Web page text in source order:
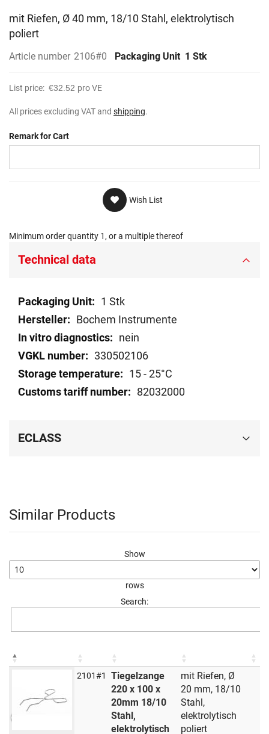
mit Riefen, Ø 40 mm, 18/10 Stahl, elektrolytisch
poliert
Article number 2106#0 Packaging Unit 1 Stk
List price: €32.52 pro VE
All prices excluding VAT and shipping.
Remark for Cart
Wish List
Minimum order quantity 1, or a multiple thereof
Technical data
Technical
data
1 Stk
Bochem Instrumente
nein
330502106
15 - 25°C
82032000
ECLASS
Similar Products
Show
rows
Search:
2101#1
Tiegelzange
220 x 100 x
20mm 18/10
Stahl,
elektrolytisch
mit Riefen, Ø
20 mm, 18/10
Stahl,
elektrolytisch
poliert